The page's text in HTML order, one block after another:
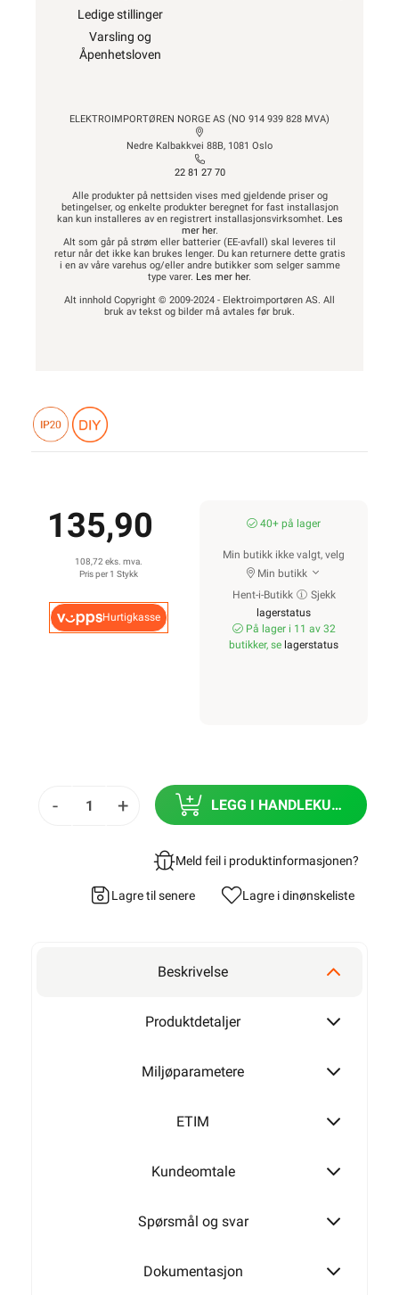
Ledige stillinger
Varsling og
Åpenhetsloven
ELEKTROIMPORTØREN NORGE AS (NO 914 939 828 MVA)
Nedre Kalbakkvei 88B, 1081 Oslo
22 81 27 70
Alle produkter på nettsiden vises med gjeldende priser og
betingelser, og enkelte produkter beregnet for fast installasjon
kan kun installeres av en registrert installasjonsvirksomhet. Les
mer her.
Alt som går på strøm eller batterier (EE-avfall) skal leveres til
retur når det ikke kan brukes lenger. Du kan returnere dette gratis
i en av våre varehus og/eller andre butikker som selger samme
type varer. Les mer her.
Alt innhold Copyright © 2009-2024 - Elektroimportøren AS. All
bruk av tekst og bilder må avtales før bruk.
135,90
108,72 eks. mva.
Pris per 1 Stykk
Hurtigkasse
40+ på lager
Min butikk ikke valgt, velg
Min butikk
Hent-i-Butikk
Sjekk
lagerstatus
På lager i 11 av 32
butikker, se lagerstatus
- + LEGG I HANDLEKURV
Meld feil i produktinformasjonen?
Lagre til senere Lagre i dinønskeliste
Beskrivelse
Produktdetaljer
Miljøparametere
ETIM
Kundeomtale
Spørsmål og svar
Dokumentasjon